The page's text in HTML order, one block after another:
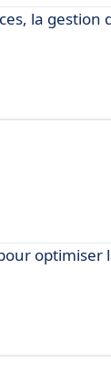
la gestion
optimiser